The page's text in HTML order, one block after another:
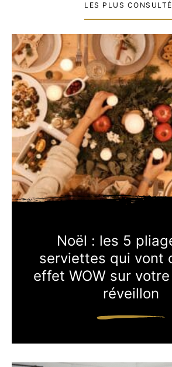
LES PLUS
Noël : les 5
serviettes qui vont
effet WOW sur
réveillon